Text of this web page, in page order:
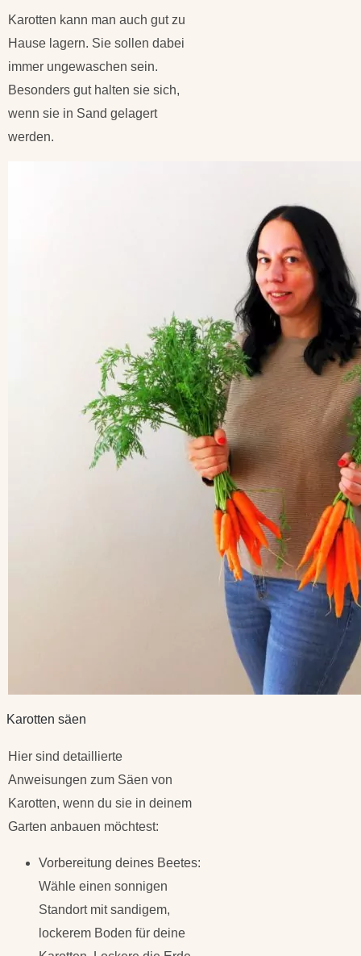
Karotten kann man auch gut zu
Hause lagern. Sie sollen dabei
immer ungewaschen sein.
Besonders gut halten sie sich,
wenn sie in Sand gelagert
werden.
Karotten säen
Hier sind detaillierte
Anweisungen zum Säen von
Karotten, wenn du sie in deinem
Garten anbauen möchtest:
Vorbereitung deines Beetes:
Wähle einen sonnigen
Standort mit sandigem,
lockerem Boden für deine